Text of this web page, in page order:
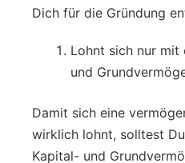
Dich für die Gründung
Lohnt sich nur mit
und
Damit sich eine
wirklich lohnt, solltest
Kapital- und